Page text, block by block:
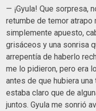
— ¡Gyula! Que sorpresa,
retumbe de temor atrapo
simplemente apuesto,
grisáceos y una sonrisa
arrepentía de haberlo
me lo pidieron, pero era
antes de que hubiera
estaba claro que de
juntos. Gyula me sonrió